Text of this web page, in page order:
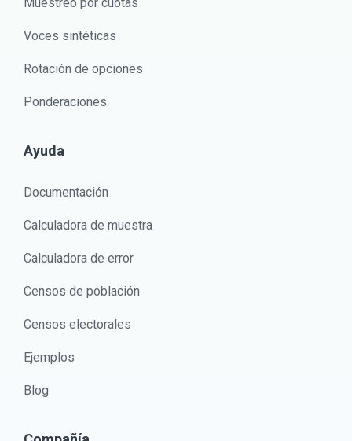
Voces sintéticas
Rotación de opciones
Ponderaciones
Ayuda
Documentación
Calculadora de muestra
Calculadora de error
Censos de población
Censos electorales
Ejemplos
Blog